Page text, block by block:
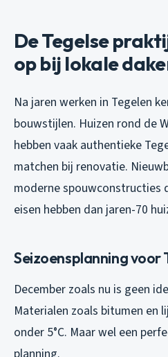
De Tegelse
op bij lokale
Na jaren werken in Tegelen
bouwstijlen. Huizen rond de
hebben vaak authentieke
matchen bij renovatie.
moderne spouwconstructies
eisen hebben dan jaren-70
Seizoensplanning voor
December zoals nu is geen
Materialen zoals bitumen en
onder 5°C. Maar wel een